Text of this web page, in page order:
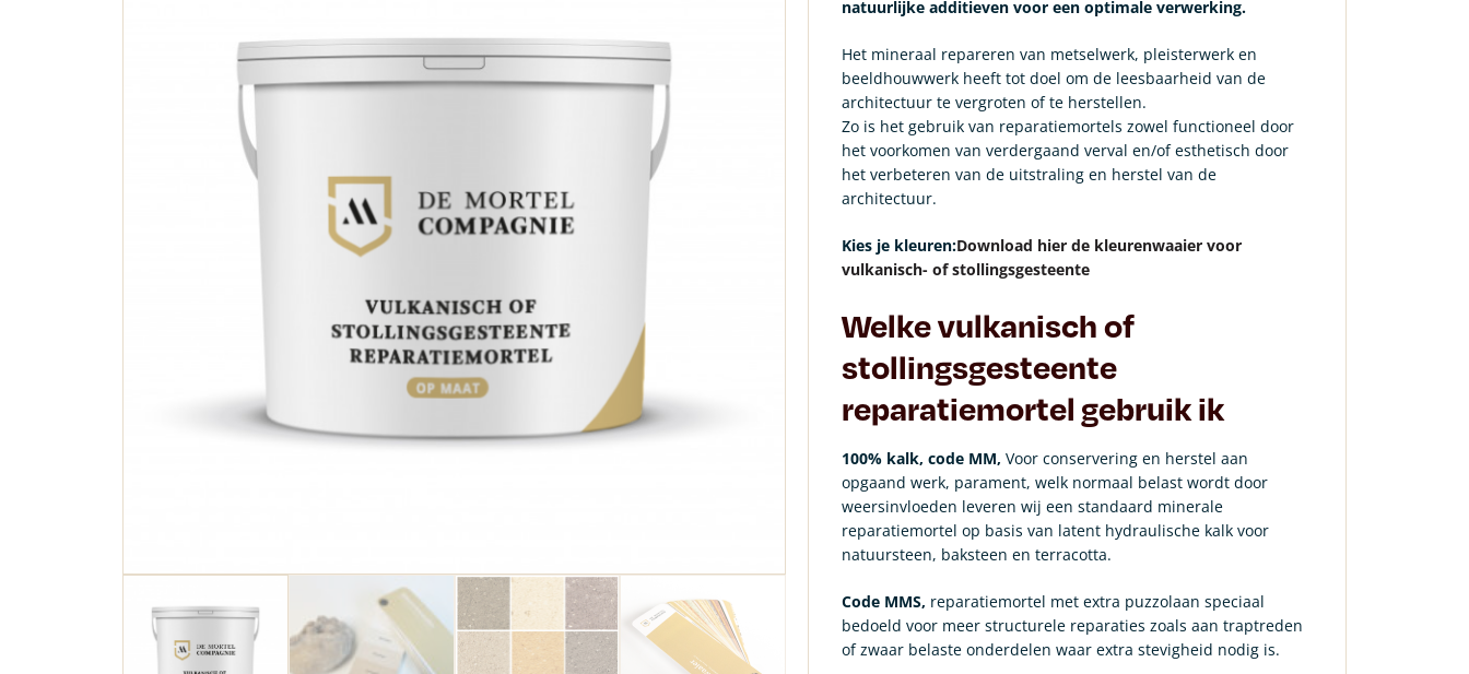
natuurlijke additieven voor een optimale verwerking.
Het mineraal repareren van metselwerk, pleisterwerk en
beeldhouwwerk heeft tot doel om de leesbaarheid van de
architectuur te vergroten of te herstellen.
Zo is het gebruik van reparatiemortels zowel functioneel door
het voorkomen van verdergaand verval en/of esthetisch door
het verbeteren van de uitstraling en herstel van de
architectuur.
Kies je kleuren:Download hier de kleurenwaaier voor
vulkanisch- of stollingsgesteente
Welke vulkanisch of
stollingsgesteente
reparatiemortel gebruik ik
100% kalk, code MM, Voor conservering en herstel aan
opgaand werk, parament, welk normaal belast wordt door
weersinvloeden leveren wij een standaard minerale
reparatiemortel op basis van latent hydraulische kalk voor
natuursteen, baksteen en terracotta.
Code MMS, reparatiemortel met extra puzzolaan speciaal
bedoeld voor meer structurele reparaties zoals aan traptreden
of zwaar belaste onderdelen waar extra stevigheid nodig is.